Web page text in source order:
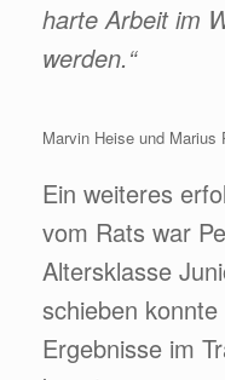
harte Arbeit im
werden.“
Marvin Heise und
Ein weiteres
vom Rats war
Altersklasse
schieben
Ergebnisse im